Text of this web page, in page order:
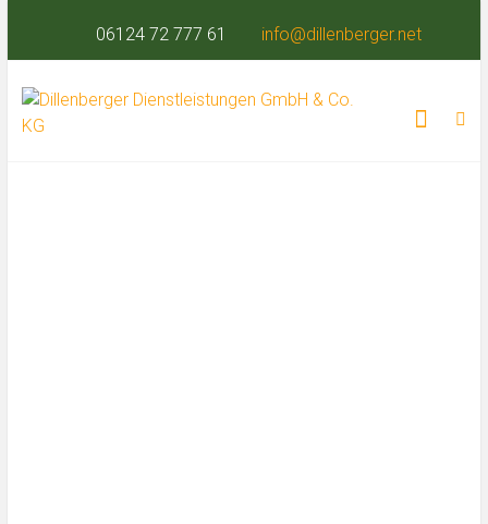
06124 72 777 61 info@dillenberger.net